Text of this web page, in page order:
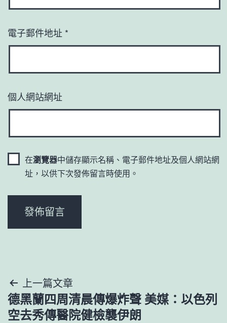
電子郵件地址 *
個人網站網址
在瀏覽器中儲存顯示名稱、電子郵件地址及個人網站網
址，以供下次發佈留言時使用。
文
章
上一篇文章
德黑蘭四周清晨傳爆炸聲 美媒：以色列
空去秀傳醫院健檢襲伊朗